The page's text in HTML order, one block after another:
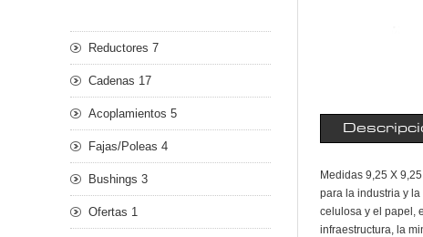
Medidas 9,25 X
para la industria y
celulosa y el papel,
infraestructura, la
Reductores 7
Cadenas 17
Acoplamientos 5
Fajas/Poleas 4
Bushings 3
Ofertas 1